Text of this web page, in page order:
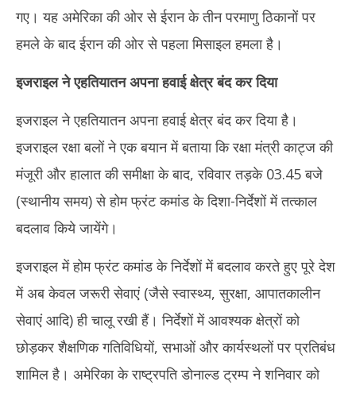
किया हमला
22,
गए। यह अमेरिका की ओर से ईरान के तीन परमाणु ठिकानों पर
हमले के बाद ईरान की ओर से पहला मिसाइल हमला है।
इजराइल ने एहतियातन अपना हवाई क्षेत्र बंद कर दिया
इजराइल ने एहतियातन अपना हवाई क्षेत्र बंद कर दिया है।
इजराइल रक्षा बलों ने एक बयान में बताया कि रक्षा मंत्री काट्ज की
मंजूरी और हालात की समीक्षा के बाद, रविवार तड़के 03.45 बजे
(स्थानीय समय) से होम फ्रंट कमांड के दिशा-निर्देशों में तत्काल
बदलाव किये जायेंगे।
इजराइल में होम फ्रंट कमांड के निर्देशों में बदलाव करते हुए पूरे देश
में अब केवल जरूरी सेवाएं (जैसे स्वास्थ्य, सुरक्षा, आपातकालीन
सेवाएं आदि) ही चालू रखी हैं। निर्देशों में आवश्यक क्षेत्रों को
छोड़कर शैक्षणिक गतिविधियों, सभाओं और कार्यस्थलों पर प्रतिबंध
शामिल है। अमेरिका के राष्ट्रपति डोनाल्ड ट्रम्प ने शनिवार को